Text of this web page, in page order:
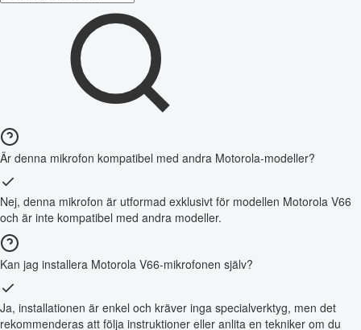
Är denna mikrofon kompatibel med andra Motorola-modeller?
Nej, denna mikrofon är utformad exklusivt för modellen Motorola V66
och är inte kompatibel med andra modeller.
Kan jag installera Motorola V66-mikrofonen själv?
Ja, installationen är enkel och kräver inga specialverktyg, men det
rekommenderas att följa instruktioner eller anlita en tekniker om du